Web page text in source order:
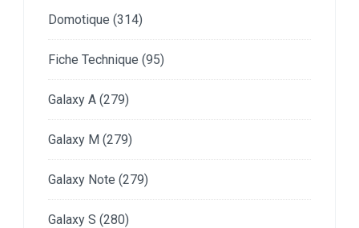
Domotique (314)
Fiche Technique (95)
Galaxy A (279)
Galaxy M (279)
Galaxy Note (279)
Galaxy S (280)